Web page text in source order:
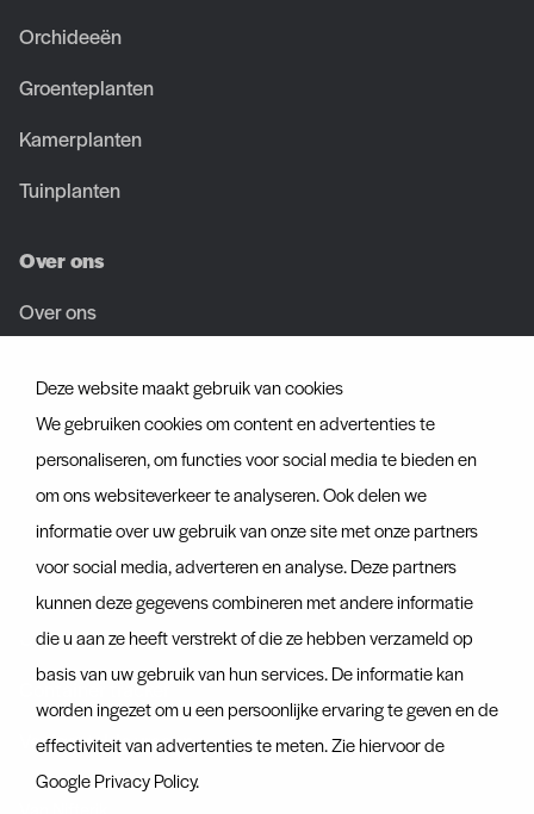
Deze website maakt gebruik van cookies
We gebruiken cookies om content en advertenties te
personaliseren, om functies voor social media te bieden en
om ons websiteverkeer te analyseren. Ook delen we
informatie over uw gebruik van onze site met onze partners
voor social media, adverteren en analyse. Deze partners
kunnen deze gegevens combineren met andere informatie
die u aan ze heeft verstrekt of die ze hebben verzameld op
basis van uw gebruik van hun services. De informatie kan
worden ingezet om u een persoonlijke ervaring te geven en de
effectiviteit van advertenties te meten. Zie hiervoor de
Google Privacy Policy.
Orchideeën
Groenteplanten
Kamerplanten
Tuinplanten
Over ons
Over ons
Vacatures
Certificaten
Ontdek ook
Contact
Container tracker
Veelgestelde vragen